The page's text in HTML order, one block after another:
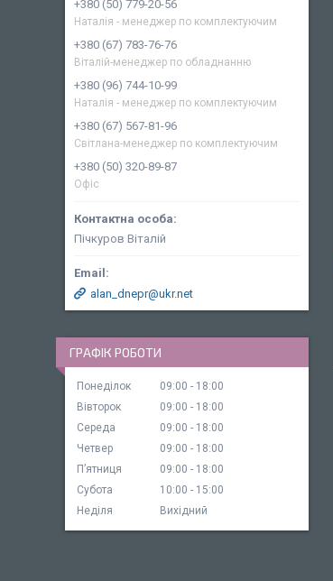
+380 (50) 779-20-56
Наталія - менеджер по комплектуючим
+380 (67) 783-76-76
Віталій-менеджер по обладнанню
+380 (96) 744-10-99
Наталія - менеджер по комплектуючим
+380 (67) 567-81-96
Світлана-менеджер по комплектуючим
+380 (50) 320-89-87
Офіс
Пічкуров Віталій
alan_dnepr@ukr.net
ГРАФІК РОБОТИ
Понеділок 09:00
18:00
Вівторок
09:00
18:00
Середа
09:00
18:00
Четвер
09:00
18:00
Пʼятниця
09:00
18:00
Субота
10:00
15:00
Неділя
Вихідний